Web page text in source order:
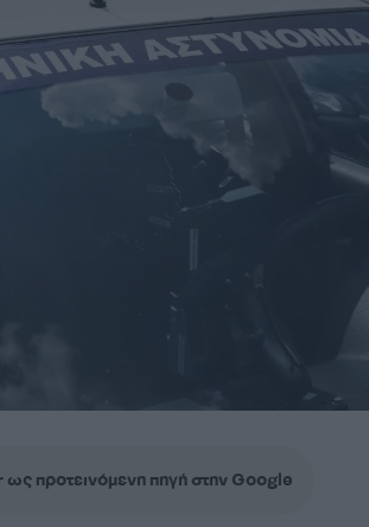
προτεινόμενη πηγή στην Google